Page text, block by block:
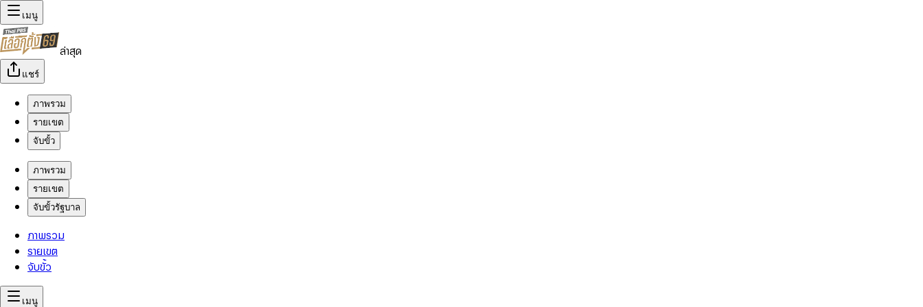
เมนู
ล่าสุด
แชร์
ภาพรวม
รายเขต
จับขั้ว
ภาพรวม
รายเขต
จับขั้วรัฐบาล
ภาพรวม
รายเขต
จับขั้ว
เมนู